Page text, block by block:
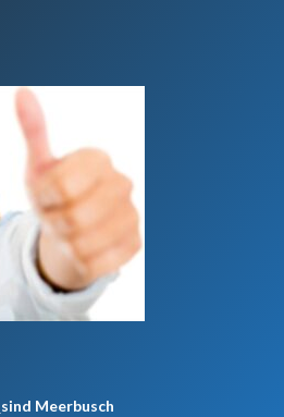
sind Meerbusch